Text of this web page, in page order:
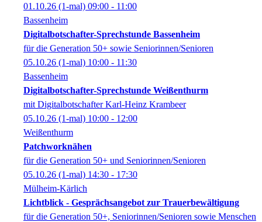
01.10.26 (1-mal) 09:00 - 11:00
Bassenheim
Digitalbotschafter-Sprechstunde Bassenheim
für die Generation 50+ sowie Seniorinnen/Senioren
05.10.26 (1-mal) 10:00 - 11:30
Bassenheim
Digitalbotschafter-Sprechstunde Weißenthurm
mit Digitalbotschafter Karl-Heinz Krambeer
05.10.26 (1-mal) 10:00 - 12:00
Weißenthurm
Patchworknähen
für die Generation 50+ und Seniorinnen/Senioren
05.10.26 (1-mal) 14:30 - 17:30
Mülheim-Kärlich
Lichtblick - Gesprächsangebot zur Trauerbewältigung
für die Generation 50+, Seniorinnen/Senioren sowie Menschen